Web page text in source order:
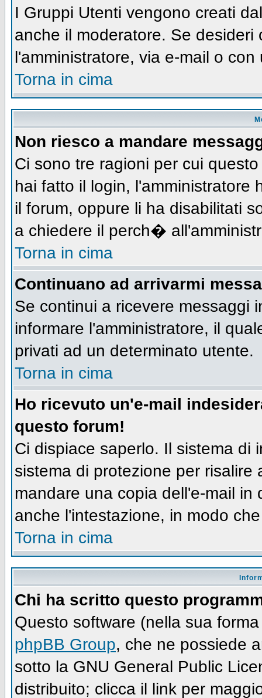
I Gruppi Utenti vengono creati
anche il moderatore. Se
l'amministratore, via e-mail o
Torna in cima
Non riesco a mandare
Ci sono tre ragioni per cui
hai fatto il login, l'amministratore
il forum, oppure li ha disabilitati
a chiedere il perch�
Torna in cima
Continuano ad arrivarmi
Se continui a ricevere messaggi
informare l'amministratore, il
privati ad un determinato utente.
Torna in cima
Ho ricevuto un'e-mail
questo forum!
Ci dispiace saperlo. Il sistema di
sistema di protezione per
mandare una copia dell'e-mail
anche l'intestazione, in modo
Torna in cima
Chi ha scritto questo
Questo software (nella sua
phpBB Group, che ne possiede
sotto la GNU General Public
distribuito; clicca il link per